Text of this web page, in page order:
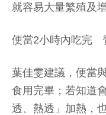
就容易大量繁殖及增
便當2小時內吃完
葉佳雯建議，便當
食用完畢；若知道
透、熱透」加熱，